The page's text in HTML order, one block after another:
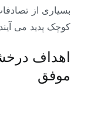
بسیاری از
کوچک پدید می
اهداف
موفق